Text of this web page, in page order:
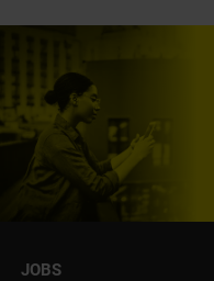
JOBS